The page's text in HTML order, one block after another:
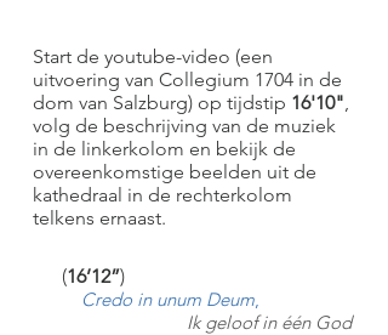
Start de youtube-video (een
uitvoering van Collegium 1704 in de
dom van Salzburg) op tijdstip 16'10",
volg de beschrijving van de muziek
in de linkerkolom en bekijk de
overeenkomstige beelden uit de
kathedraal in de rechterkolom
telkens ernaast.
(16’12”)
Credo in unum Deum,
Ik geloof in één God